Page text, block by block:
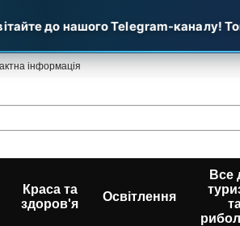
до нашого Telegram-каналу!
інформація
Краса та
здоров'я
Освітлення
Все